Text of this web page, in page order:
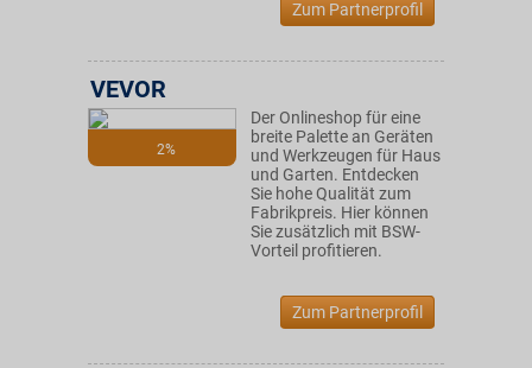
Zum Partnerprofil
2%
VEVOR
Der Onlineshop für eine
breite Palette an Geräten
und Werkzeugen für Haus
und Garten. Entdecken
Sie hohe Qualität zum
Fabrikpreis. Hier können
Sie zusätzlich mit BSW-
Vorteil profitieren.
Zum Partnerprofil